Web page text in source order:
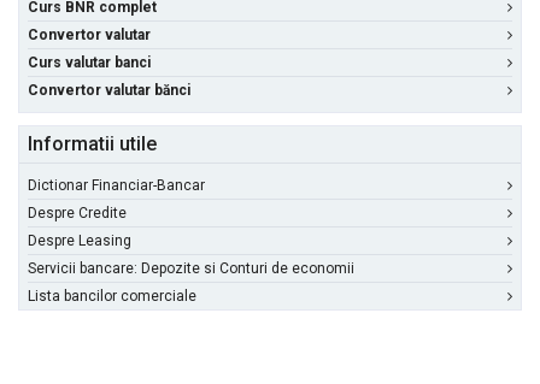
Curs BNR complet
Convertor valutar
Curs valutar banci
Convertor valutar bănci
Informatii utile
Dictionar Financiar-Bancar
Despre Credite
Despre Leasing
Servicii bancare: Depozite si Conturi de economii
Lista bancilor comerciale